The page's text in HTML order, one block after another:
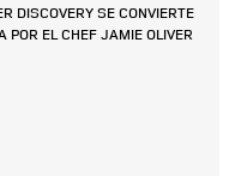
DISCOVERY SE CONVIERTE
POR EL CHEF JAMIE OLIVER